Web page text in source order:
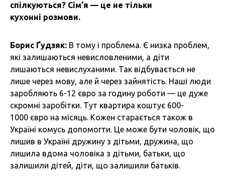
спілкуються? Сім’я — це не тільки
кухонні розмови.
Борис Ґудзяк: В тому і проблема. Є низка проблем,
які залишаються невисловленими, а діти
лишаються невислуханими. Так відбувається не
лише через мову, але й через зайнятість. Наші люди
заробляють 6-12 євро за годину роботи — це дуже
скромні заробітки. Тут квартира коштує 600-
1000 євро на місяць. Кожен старається також в
Україні комусь допомогти. Це може бути чоловік, що
лишив в Україні дружину з дітьми, дружина, що
лишила вдома чоловіка з дітьми, батьки, що
залишили дітей, діти, що залишили батьків.